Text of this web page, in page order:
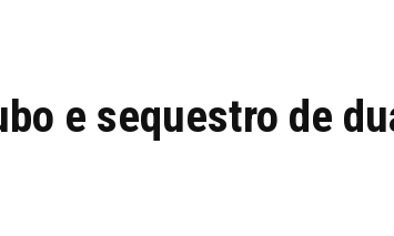
e sequestro de